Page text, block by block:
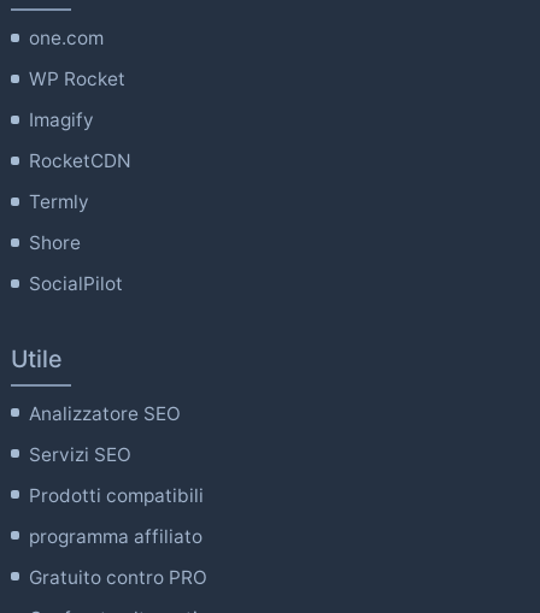
one.com
WP Rocket
Imagify
RocketCDN
Termly
Shore
SocialPilot
Utile
Analizzatore SEO
Servizi SEO
Prodotti compatibili
programma affiliato
Gratuito contro PRO